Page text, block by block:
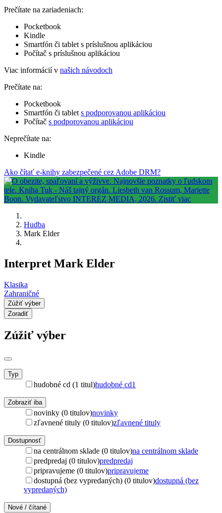
Prečítate na zariadeniach:
Pocketbook
Kindle
Smartfón či tablet s príslušnou aplikáciou
Počítač s príslušnou aplikáciou
Viac informácií v našich návodoch
Prečítate na:
Pocketbook
Smartfón či tablet s podporovanou aplikáciou
Počítač s podporovanou aplikáciou
Neprečítate na:
Kindle
Ako čítať e-knihy zabezpečené cez Adobe DRM?
Hudba
Mark Elder
Interpret Mark Elder
Klasika
Zahraničné
Zúžiť výber
Zoradiť
Zúžiť výber
Typ
hudobné cd (1 titul)hudobné cd1
Zobraziť iba
novinky (0 titulov)novinky
zľavnené tituly (0 titulov)zľavnené tituly
Dostupnosť
na centrálnom sklade (0 titulov)na centrálnom sklade
predpredaj (0 titulov)predpredaj
pripravujeme (0 titulov)pripravujeme
dostupná (bez vypredaných) (0 titulov)dostupná (bez
vypredaných)
Nové / čítané